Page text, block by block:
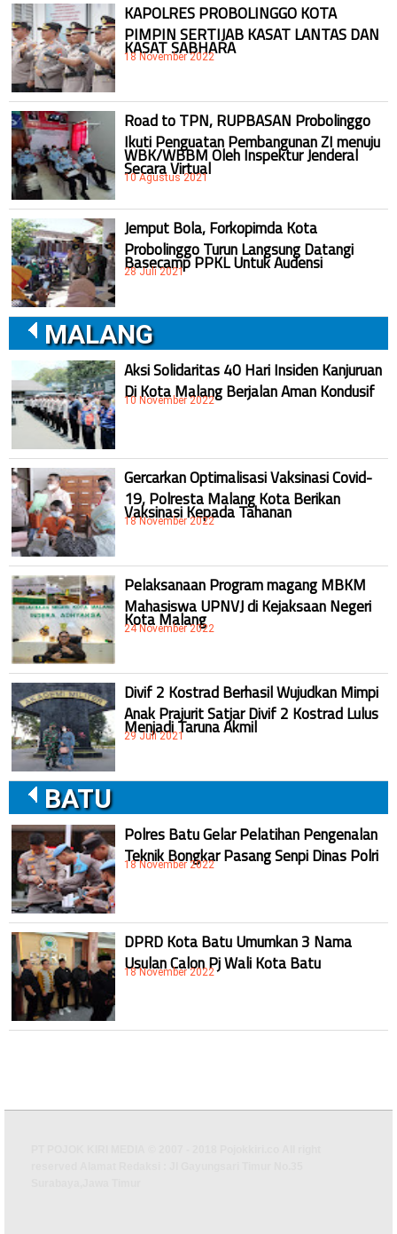
KAPOLRES PROBOLINGGO KOTA
PIMPIN SERTIJAB KASAT LANTAS DAN
KASAT SABHARA
18 November 2022
Road to TPN, RUPBASAN Probolinggo
Ikuti Penguatan Pembangunan ZI menuju
WBK/WBBM Oleh Inspektur Jenderal
Secara Virtual
10 Agustus 2021
Jemput Bola, Forkopimda Kota
Probolinggo Turun Langsung Datangi
Basecamp PPKL Untuk Audensi
28 Juli 2021
MALANG
Aksi Solidaritas 40 Hari Insiden Kanjuruan
Di Kota Malang Berjalan Aman Kondusif
10 November 2022
Gercarkan Optimalisasi Vaksinasi Covid-
19, Polresta Malang Kota Berikan
Vaksinasi Kepada Tahanan
18 November 2022
Pelaksanaan Program magang MBKM
Mahasiswa UPNVJ di Kejaksaan Negeri
Kota Malang
24 November 2022
Divif 2 Kostrad Berhasil Wujudkan Mimpi
Anak Prajurit Satjar Divif 2 Kostrad Lulus
Menjadi Taruna Akmil
29 Juli 2021
BATU
Polres Batu Gelar Pelatihan Pengenalan
Teknik Bongkar Pasang Senpi Dinas Polri
18 November 2022
DPRD Kota Batu Umumkan 3 Nama
Usulan Calon Pj Wali Kota Batu
18 November 2022